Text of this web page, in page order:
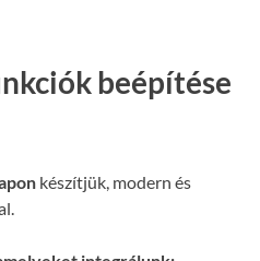
beépítése
készítjük, modern és